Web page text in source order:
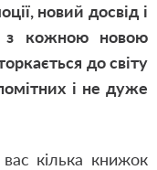
новий досвід і
з кожною новою
до світу
і не дуже
кілька книжок